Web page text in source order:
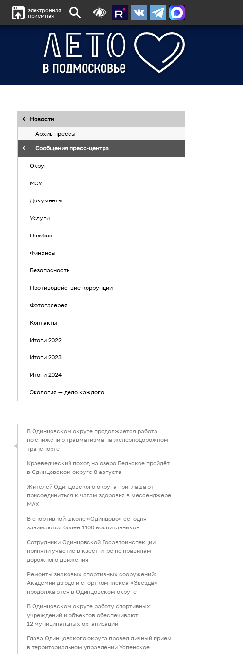
электронная
приемная
Новости
Архив прессы
Сообщения пресс-центра
Округ
МСУ
Документы
Услуги
Пожбез
Финансы
Безопасность
Противодействие коррупции
Фотогалерея
Контакты
Итоги 2022
Итоги 2023
Итоги 2024
Экология — дело каждого
В Одинцовском округе продолжается работа
по снижению травматизма на железнодорожном
транспорте
Краеведческий поход на озеро Бельское пройдёт
в Одинцовском округе 8 августа
Жителей Одинцовского округа приглашают
присоединиться к чатам здоровья в мессенджере
МАХ
В спортивной школе «Одинцово» сегодня
занимаются более 1100 воспитанников
Сотрудники Одинцовской Госавтоинспекции
приняли участие в квест-игре по правилам
дорожного движения
Ремонты знаковых спортивных сооружений:
Академии дзюдо и спорткомплекса «Звезда»
продолжаются в Одинцовском округе
В Одинцовском округе работу спортивных
учреждений и объектов обеспечивают
12 муниципальных организаций
Глава Одинцовского округа провел личный прием
в территориальном управлении Успенское